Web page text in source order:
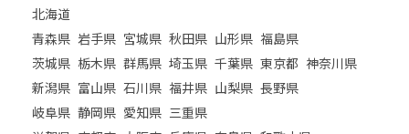
北海道
青森県 岩手県 宮城県 秋田県 山形県 福島県
茨城県 栃木県 群馬県 埼玉県 千葉県 東京都 神奈川県
新潟県 富山県 石川県 福井県 山梨県 長野県
岐阜県 静岡県 愛知県 三重県